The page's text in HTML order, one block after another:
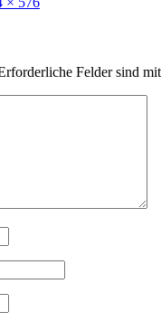
Felder sind mit